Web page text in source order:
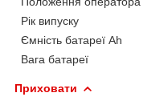
Рік випуску
Ємність батареї Ah
Вага батареї
Приховати